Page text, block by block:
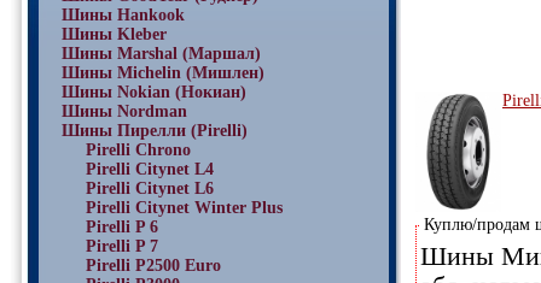
Шины Hankook
Шины Kleber
Шины Marshal (Маршал)
Шины Michelin (Мишлен)
Шины Nokian (Нокиан)
Шины Nordman
Шины Пирелли (Pirelli)
Pirelli Chrono
Pirelli Citynet L4
Pirelli Citynet L6
Pirelli Citynet Winter Plus
Pirelli P 6
Pirelli P 7
Pirelli P2500 Euro
Куплю/продам
Шины